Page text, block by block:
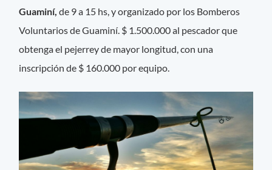
Guaminí,de 9 a 15 hs, y organizado por los Bomberos
Voluntarios de Guaminí. $ 1.500.000 al pescador que
obtenga el pejerrey de mayor longitud, con una
inscripción de $ 160.000 por equipo.